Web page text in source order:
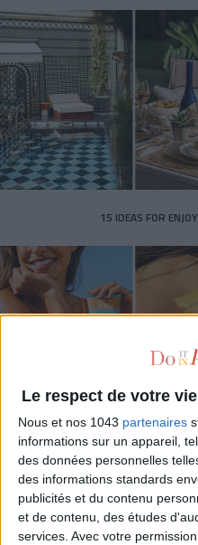
Le respect de votre
Nous et nos 1043 partenaires
informations sur un appareil,
des données personnelles
des informations standards
publicités et du contenu
et de contenu, des études
services. Avec votre
15 IDEAS FOR
SPF 50 SUNSCREENS YOU'LL